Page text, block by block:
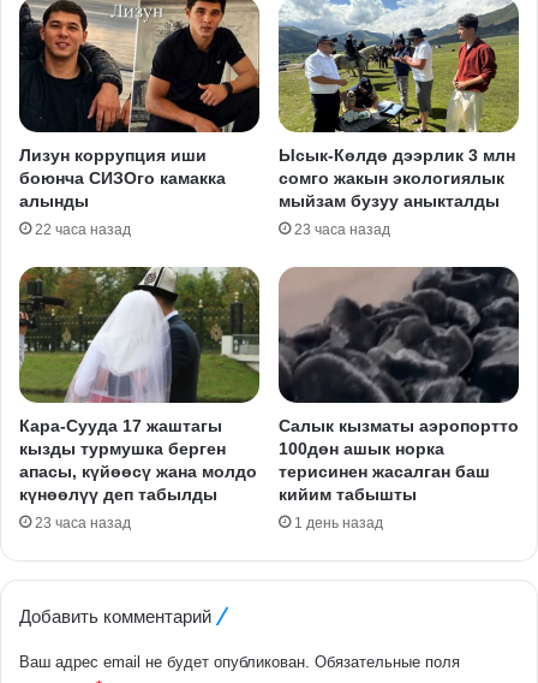
Лизун коррупция иши
боюнча СИЗОго камакка
алынды
22 часа назад
Ысык-Көлдө дээрлик 3 млн
сомго жакын экологиялык
мыйзам бузуу аныкталды
23 часа назад
Кара-Сууда 17 жаштагы
кызды турмушка берген
апасы, күйөөсү жана молдо
күнөөлүү деп табылды
23 часа назад
Салык кызматы аэропортто
100дөн ашык норка
терисинен жасалган баш
кийим табышты
1 день назад
Добавить комментарий
Ваш адрес email не будет опубликован. Обязательные поля